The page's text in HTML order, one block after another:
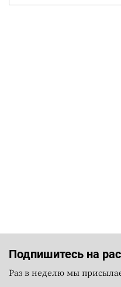
Подпишитесь на
Раз в неделю мы